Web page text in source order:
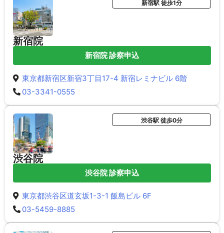
新宿院
新宿駅 徒歩1分
新宿院 診察申込
東京都新宿区新宿3丁目17-4 新宿レミナビル 6階
03-3341-0555
渋谷院
渋谷駅 徒歩0分
渋谷院 診察申込
東京都渋谷区道玄坂1-3-1 飯島ビル 6F
03-5459-8885